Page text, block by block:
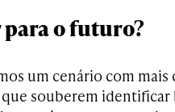
para o futuro?
um cenário com mais
que souberem